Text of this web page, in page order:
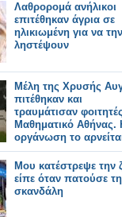
Λαθρορομά ανήλικοι
επιτέθηκαν άγρια σε
ηλικιωμένη για να την
ληστέψουν
Μέλη της Χρυσής
πιτέθηκαν και
τραυμάτισαν
Μαθηματικό Αθήνας.
οργάνωση το
Μου κατέστρεψε την
είπε όταν πατούσε
σκανδάλη